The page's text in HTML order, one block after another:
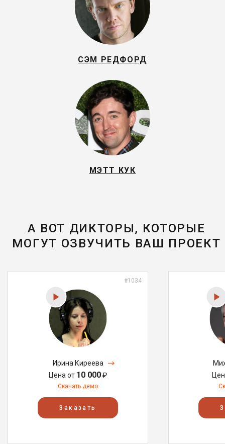
СЭМ РЕДФОРД
МЭТТ КУК
А ВОТ ДИКТОРЫ, КОТОРЫЕ
МОГУТ ОЗВУЧИТЬ ВАШ ПРОЕКТ
#1034
Ирина Киреева
Цена от 10 000₽
Скачать демо
Заказать